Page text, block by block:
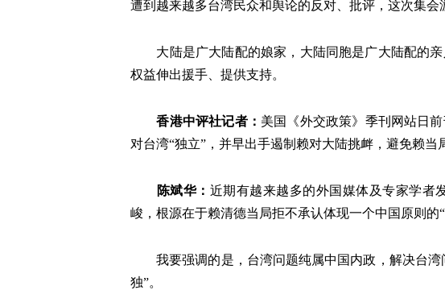
遭到越来越多台湾民众和舆论的反对、批评，这次集会
大陆是广大陆配的娘家，大陆同胞是广大陆配的
权益伸出援手、提供支持。
香港中评社记者： 美国《外交政策》季刊网站日
对台湾“独立”，并早出手遏制赖对大陆挑衅，避免赖
陈斌华： 近期有越来越多的外国媒体及专家学者
峻，根源在于赖清德当局拒不承认体现一个中国原则的
我要强调的是，台湾问题纯属中国内政，解决台
独”。